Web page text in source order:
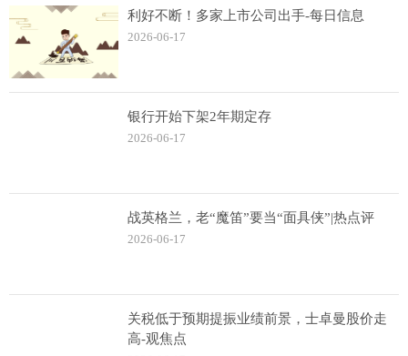
利好不断！多家上市公司出手-每日信息
2026-06-17
银行开始下架2年期定存
2026-06-17
战英格兰，老“魔笛”要当“面具侠”|热点评
2026-06-17
关税低于预期提振业绩前景，士卓曼股价走
高-观焦点